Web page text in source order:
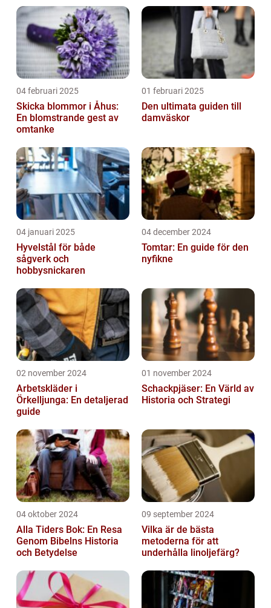
04 februari 2025
Skicka blommor i Åhus:
En blomstrande gest av
omtanke
01 februari 2025
Den ultimata guiden till
damväskor
04 januari 2025
Hyvelstål för både
sågverk och
hobbysnickaren
04 december 2024
Tomtar: En guide för den
nyfikne
02 november 2024
Arbetskläder i
Örkelljunga: En detaljerad
guide
01 november 2024
Schackpjäser: En Värld av
Historia och Strategi
04 oktober 2024
Alla Tiders Bok: En Resa
Genom Bibelns Historia
och Betydelse
09 september 2024
Vilka är de bästa
metoderna för att
underhålla linoljefärg?